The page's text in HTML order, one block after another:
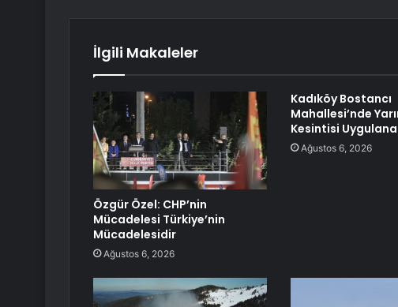
İlgili Makaleler
Özgür Özel: CHP’nin
Mücadelesi Türkiye’nin
Mücadelesidir
Ağustos 6, 2026
Kadıköy Bostancı
Mahallesi’nde
Kesintisi
Ağustos 6, 2026